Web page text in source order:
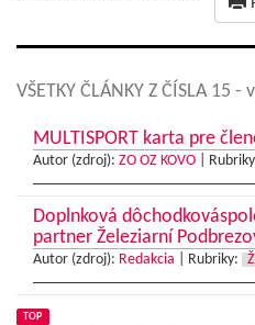
VŠETKY ČLÁNKY Z ČÍSLA 15 -
MULTISPORT karta pre
Autor (zdroj): ZO OZ KOVO
Doplnková
partner Železiarní
Autor (zdroj): Redakcia Rubriky:
TOP